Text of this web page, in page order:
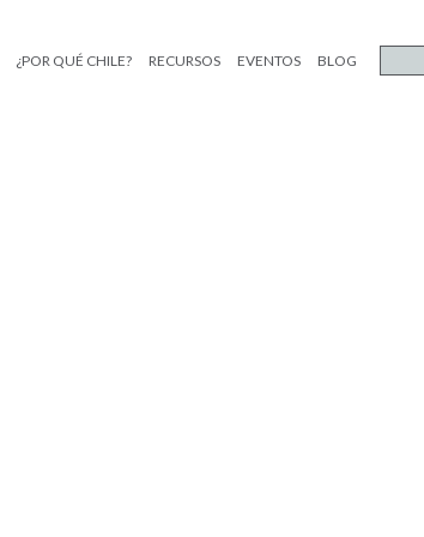
¿POR QUÉ CHILE? RECURSOS EVENTOS BLOG